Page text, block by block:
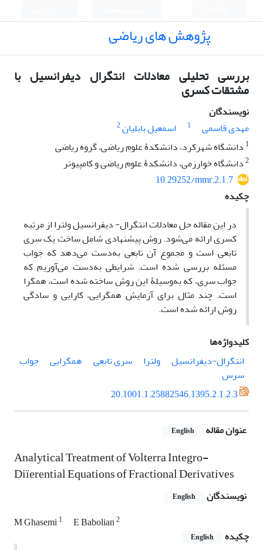
پژوهش های ریاضی
بررسی تحلیلی معادلات انتگرال دیفرانسیل با
مشتقات کسری
نویسندگان
مهدی قاسمی
1 اسمعیل بابلیان2
1 دانشگاه شهرکرد، دانشکدۀ علوم ریاضی، گروه ریاضی
2دانشگاه خوارزمی، دانشکدۀ علوم ریاضی و کامپیوتر
10.29252/mmr.2.1.7
چکیده
در این مقاله حل معادلات انتگرال- دیفرانسیل ولترا از مرتبه‌
کسری ارائه می‌شود. روش پیشنهادی شامل ساخت یک سری
تابعی است و مجموع آن تابعی به‌دست می‌دهد که جواب
مسئله بررسی شده است. شرایطی به‌دست می‌آوریم که
جواب سری، که به‌وسیلۀ این روش ساخته شده است، همگرا
است. چند مثال برای آزمایش همگرایی، کارایی و سادگی
روش ارائه شده است.
کلیدواژه‌ها
انتگرال-دیفرانسیل
ولترا سری تابعی همگرایی
جواب
سرس
20.1001.1.25882546.1395.2.1.2.3
عنوان مقاله English
Analytical Treatment of Volterra Integro-
Diï‌erential Equations of Fractional Derivatives
نویسندگان English
M Ghasemi1 E Babolian2
چکیده English